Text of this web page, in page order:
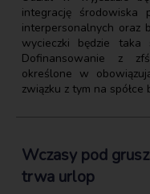
integrację środowiska
interpersonalnych oraz
wycieczki będzie taka
Dofinansowanie z
określone w
związku z tym na spółce
Wczasy pod
trwa urlop